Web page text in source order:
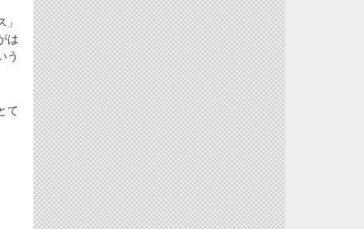
は
う
て